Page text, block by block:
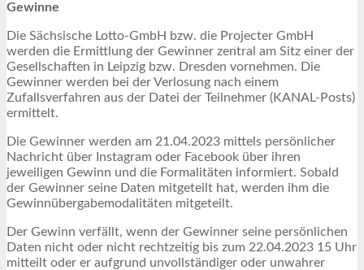
Gewinne
Die Sächsische Lotto-GmbH bzw. die Projecter GmbH
werden die Ermittlung der Gewinner zentral am Sitz einer der
Gesellschaften in Leipzig bzw. Dresden vornehmen. Die
Gewinner werden bei der Verlosung nach einem
Zufallsverfahren aus der Datei der Teilnehmer (KANAL-Posts)
ermittelt.
Die Gewinner werden am 21.04.2023 mittels persönlicher
Nachricht über Instagram oder Facebook über ihren
jeweiligen Gewinn und die Formalitäten informiert. Sobald
der Gewinner seine Daten mitgeteilt hat, werden ihm die
Gewinnübergabemodalitäten mitgeteilt.
Der Gewinn verfällt, wenn der Gewinner seine persönlichen
Daten nicht oder nicht rechtzeitig bis zum 22.04.2023 15 Uhr
mitteilt oder er aufgrund unvollständiger oder unwahrer